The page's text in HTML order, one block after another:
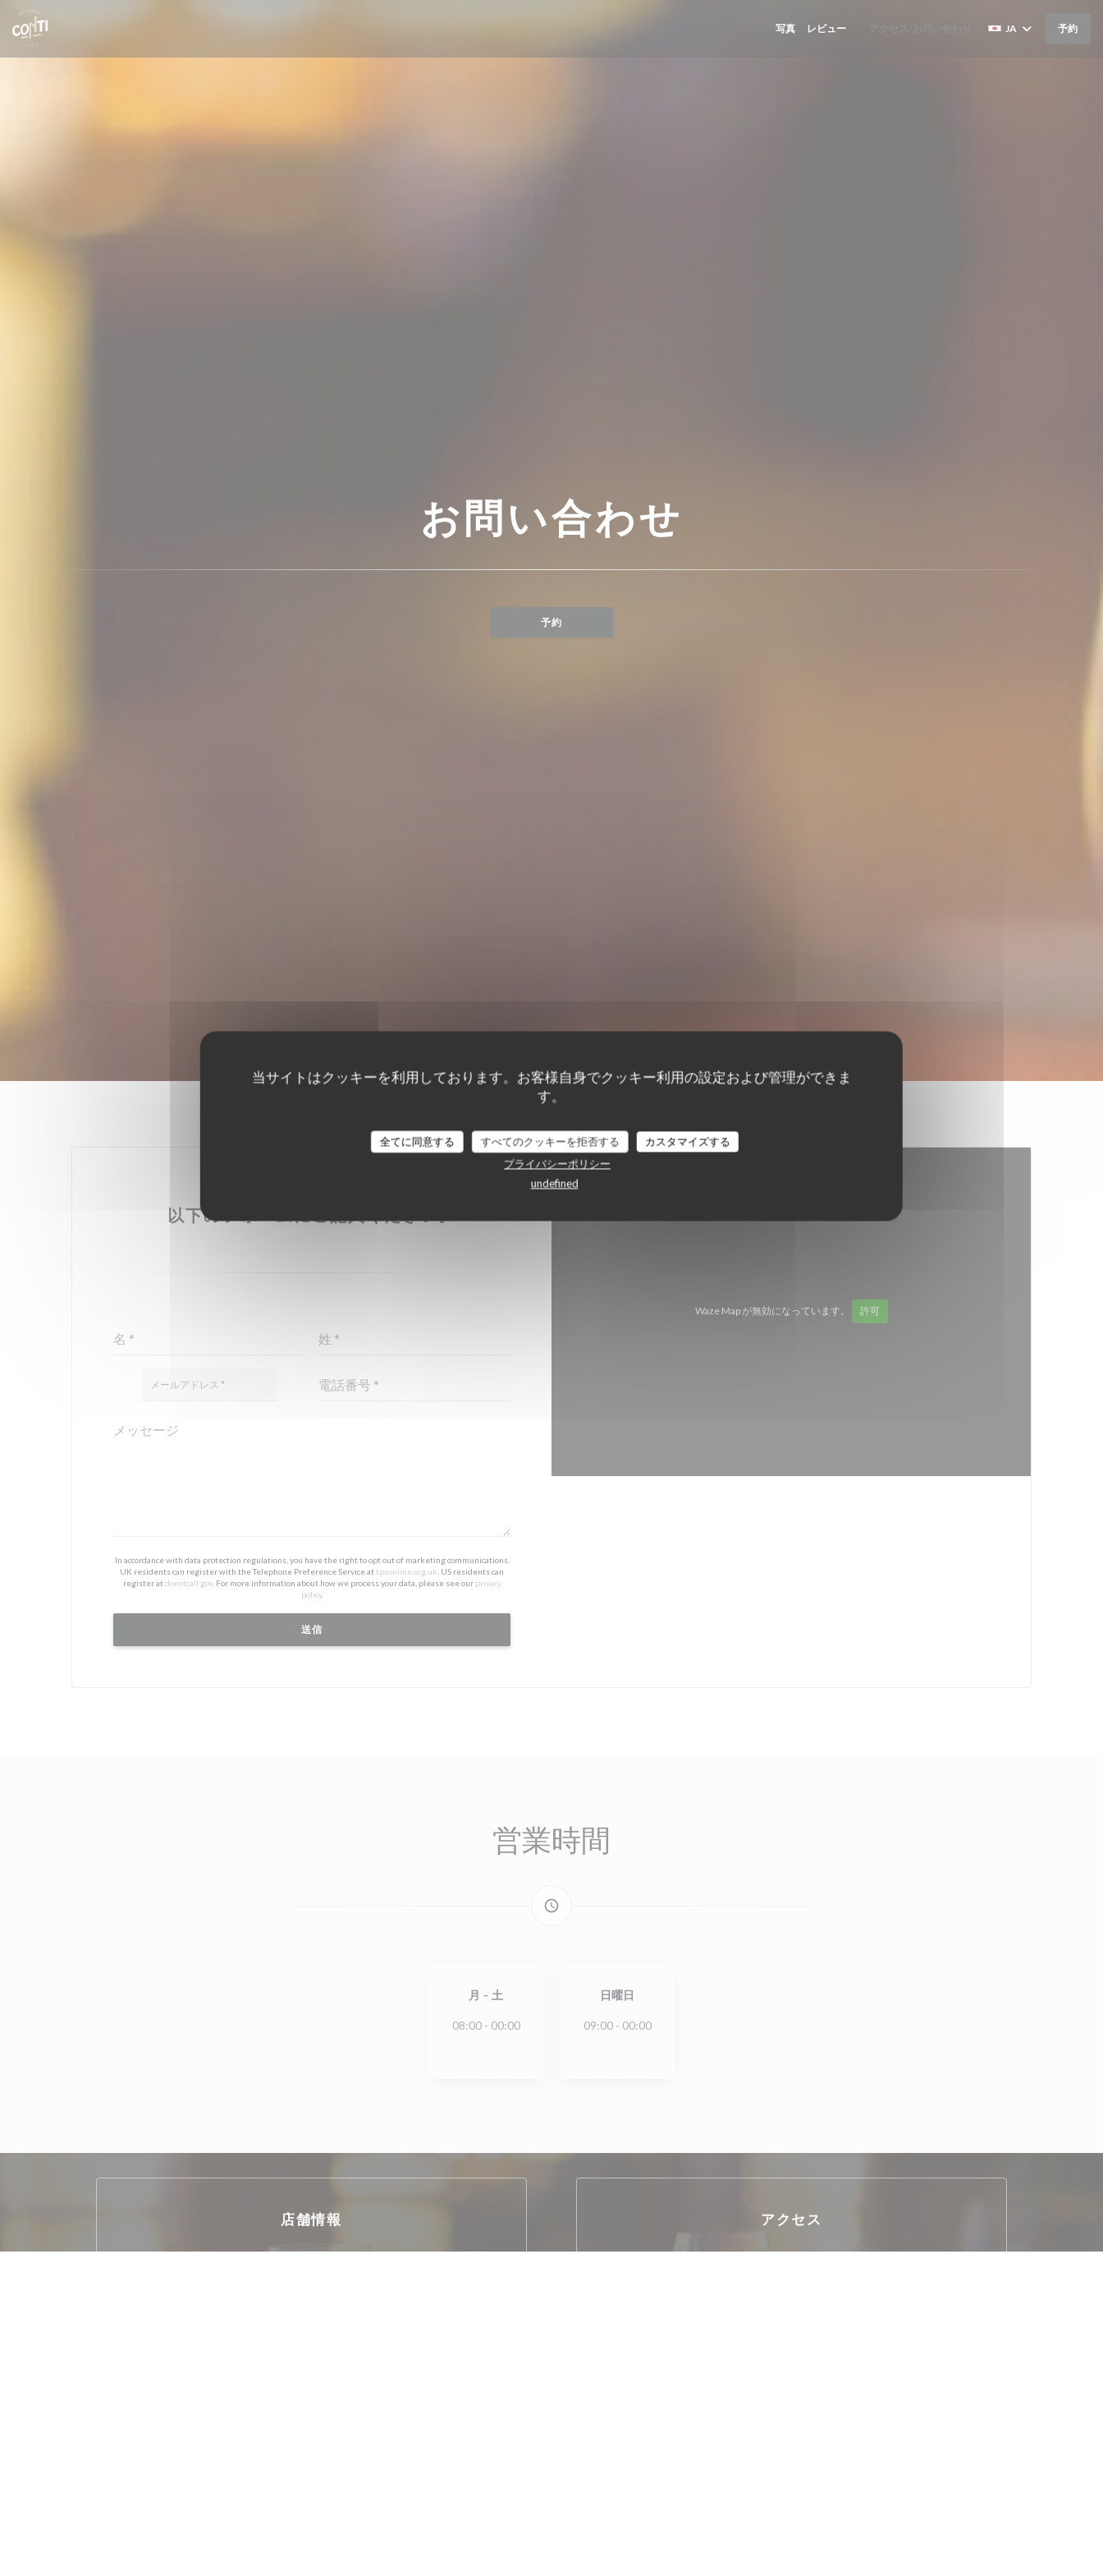
当サイトはクッキーを利用しております。お客様自身でクッキー利用の設定および管理ができま
す。
全てに同意する すべてのクッキーを拒否する
カスタマイズする
プライバシーポリシー
undefined
写真 レビュー ((新しいウィンドウで開きます)) JA 予約
お問い合わせ
予約
以下のフォームにご記入ください。
In accordance with data protection regulations, you have the right to opt out of marketing communications.
UK residents can register with the Telephone Preference Service at tpsonline.org.uk . US residents can
register atdonotcall.gov. For more information about how we process your data, please see our privacy
policy.
Waze Map が無効になっています。 許可
営業時間
access_time
月 - 土
08:00 - 00:00
日曜日
09:00 - 00:00
店舗情報 アクセス